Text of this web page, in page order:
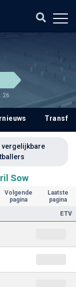
26
vergelijkbare
Sow
Volgende
pagina
Laatste
pagina
ETV